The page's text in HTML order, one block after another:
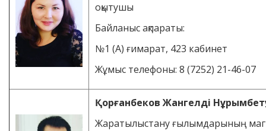
оқытушы
Байланыс ақпараты:
№1 (А) ғимарат, 423 кабинет
Жұмыс телефоны: 8 (7252) 21-46-07
Қорғанбеков Жангелді
Жаратылыстану ғылымдарының